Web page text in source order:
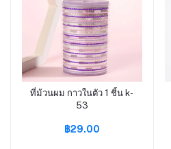
หยิบใส่ตะกร้า
ที่ม้วนผม กาวในตัว 1 ชิ้น k-
53
฿29.00